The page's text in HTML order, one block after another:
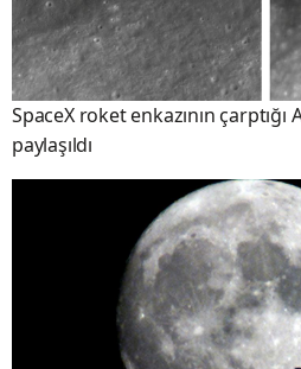
SpaceX roket enkazının
paylaşıldı